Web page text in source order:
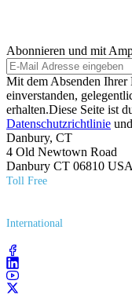
Abonnieren und mit
Mit dem Absenden
einverstanden,
erhalten.Diese Seite ist
Datenschutzrichtlinie und
Danbury, CT
4 Old Newtown Road
Danbury CT 06810 USA
Toll Free
International